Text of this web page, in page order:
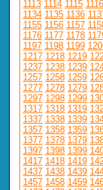
1113 1114 1115 1116
1134 1135 1136
1155 1156 1157
1176 1177 1178
1197 1198 1199
1217 1218 1219
1237 1238 1239
1257 1258 1259
1277 1278 1279
1297 1298 1299
1317 1318 1319
1337 1338 1339
1357 1358 1359
1377 1378 1379
1397 1398 1399
1417 1418 1419
1437 1438 1439
1457 1458 1459